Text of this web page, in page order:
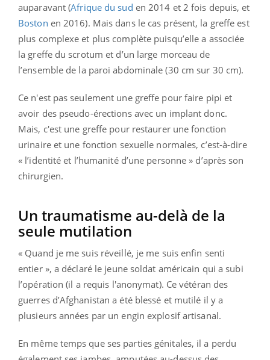
auparavant (Afrique du sud en 2014 et 2 fois depuis, et
Boston en 2016). Mais dans le cas présent, la greffe est
plus complexe et plus complète puisqu’elle a associée
la greffe du scrotum et d’un large morceau de
l’ensemble de la paroi abdominale (30 cm sur 30 cm).
Ce n'est pas seulement une greffe pour faire pipi et
avoir des pseudo-érections avec un implant donc.
Mais, c'est une greffe pour restaurer une fonction
urinaire et une fonction sexuelle normales, c’est-à-dire
« l’identité et l’humanité d’une personne » d’après son
chirurgien.
Un traumatisme au-delà de la
seule mutilation
« Quand je me suis réveillé, je me suis enfin senti
entier », a déclaré le jeune soldat américain qui a subi
l’opération (il a requis l'anonymat). Ce vétéran des
guerres d’Afghanistan a été blessé et mutilé il y a
plusieurs années par un engin explosif artisanal.
En même temps que ses parties génitales, il a perdu